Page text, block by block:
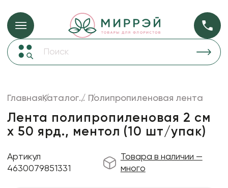
Упаковка для цветов и подарков Упаковка для
Пленка
прозрачная
Лента
ГлавнаяКаталог... Полипропиленовая лента
Лента полипропиленовая 2 см
х 50 ярд., ментол (10 шт/упак)
Артикул
4630079851331
Товара в наличии —
много